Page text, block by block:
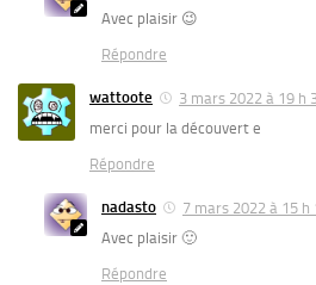
Avec plaisir 😉
Répondre
wattoote
3 mars 2022 à 19 h
merci pour la découvert e
Répondre
nadasto
7 mars 2022 à 15 h
Avec plaisir 🙂
Répondre